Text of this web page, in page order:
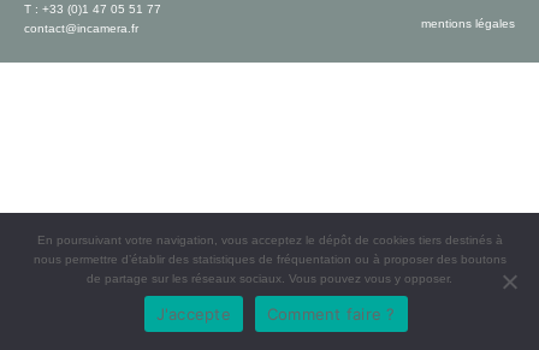
T : +33 (0)1 47 05 51 77
contact@incamera.fr
mentions légales
En poursuivant votre navigation, vous acceptez le dépôt de cookies tiers destinés à
nous permettre d’établir des statistiques de fréquentation ou à proposer des boutons
de partage sur les réseaux sociaux. Vous pouvez vous y opposer.
J'accepte Comment faire ?